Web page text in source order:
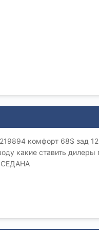
комфорт 68$ зад
какие ставить дилеры
СЕДАНА